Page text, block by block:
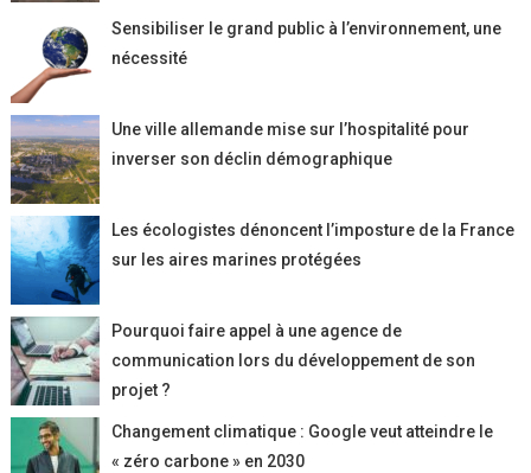
Sensibiliser le grand public à l’environnement, une
nécessité
Une ville allemande mise sur l’hospitalité pour
inverser son déclin démographique
Les écologistes dénoncent l’imposture de la France
sur les aires marines protégées
Pourquoi faire appel à une agence de
communication lors du développement de son
projet ?
Changement climatique : Google veut atteindre le
« zéro carbone » en 2030